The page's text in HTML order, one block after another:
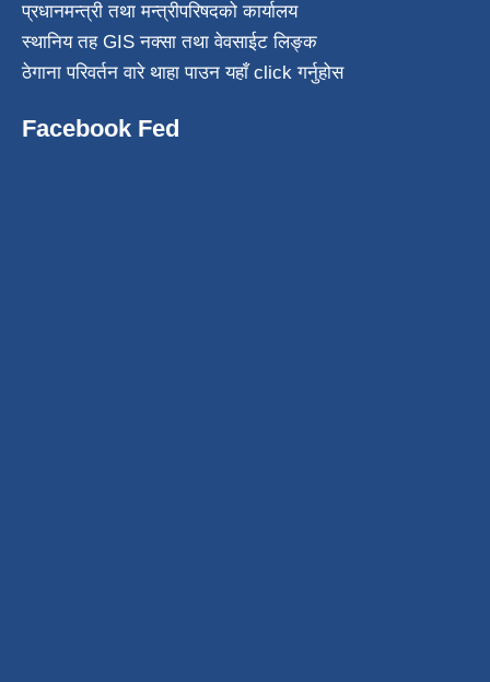
प्रधानमन्त्री तथा मन्त्रीपरिषदको कार्यालय
स्थानिय तह GIS नक्सा तथा वेवसाईट लिङ्क
ठेगाना परिवर्तन वारे थाहा पाउन यहाँ click गर्नुहोस
Facebook Fed